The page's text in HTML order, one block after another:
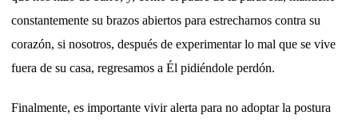
constantemente su brazos abiertos para estrecharnos contra su
corazón, si nosotros, después de experimentar lo mal que se vive
fuera de su casa, regresamos a Él pidiéndole perdón.
Finalmente, es importante vivir alerta para no adoptar la postura